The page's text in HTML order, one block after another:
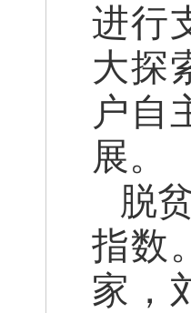
进行
大探
户自
展。
脱
指数
家，